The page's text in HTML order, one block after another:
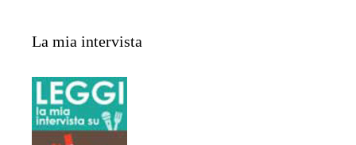
La mia intervista